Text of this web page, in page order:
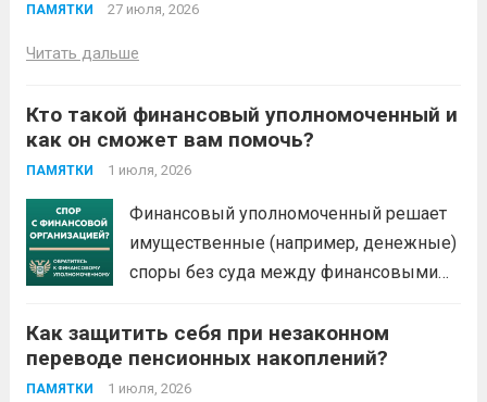
ПАМЯТКИ 27 июля, 2026
Читать дальше
Кто такой финансовый уполномоченный и
как он сможет вам помочь?
ПАМЯТКИ 1 июля, 2026
Финансовый уполномоченный решает
имущественные (например, денежные)
споры без суда между финансовыми
физическими лицами. Это
обязательный порядок решения споров
по закону. Не нужно терять время и
Как защитить себя при незаконном
переводе пенсионных накоплений?
ПАМЯТКИ 1 июля, 2026